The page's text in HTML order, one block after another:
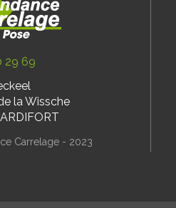
29 69
la Wissche
Carrelage - 2023